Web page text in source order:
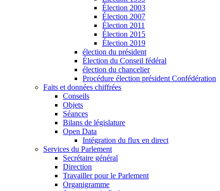
Élection 2003
Élection 2007
Élection 2011
Élection 2015
Élection 2019
élection du président
Élection du Conseil fédéral
élection du chancelier
Procédure élection président Confédération
Faits et données chiffrées
Conseils
Objets
Séances
Bilans de législature
Open Data
Intégration du flux en direct
Services du Parlement
Secrétaire général
Direction
Travailler pour le Parlement
Organigramme